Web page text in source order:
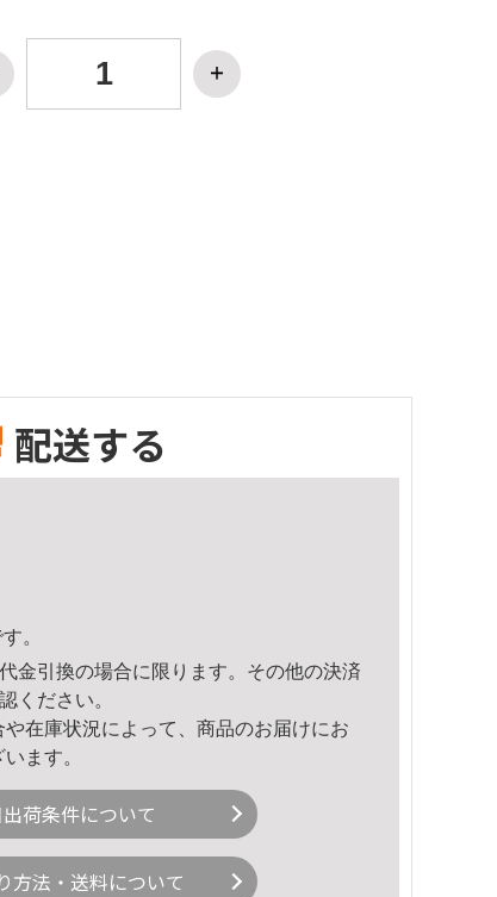
配送する
。
金引換の場合に限ります。その他の決済
ください。
在庫状況によって、商品のお届けにお
ます。
荷条件について
方法・送料について